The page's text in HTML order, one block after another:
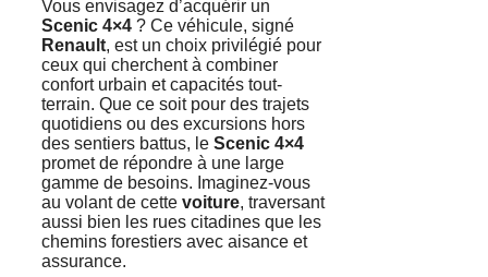
Vous envisagez d’acquérir un
Scenic 4×4 ? Ce véhicule, signé
Renault, est un choix privilégié pour
ceux qui cherchent à combiner
confort urbain et capacités tout-
terrain. Que ce soit pour des trajets
quotidiens ou des excursions hors
des sentiers battus, le Scenic 4×4
promet de répondre à une large
gamme de besoins. Imaginez-vous
au volant de cette voiture, traversant
aussi bien les rues citadines que les
chemins forestiers avec aisance et
assurance.